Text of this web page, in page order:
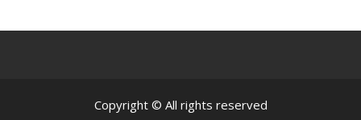
Copyright © All rights reserved